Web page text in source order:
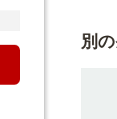
別